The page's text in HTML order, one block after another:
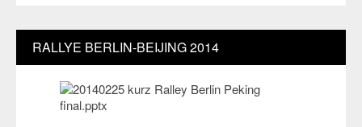
RALLYE BERLIN-BEIJING 2014